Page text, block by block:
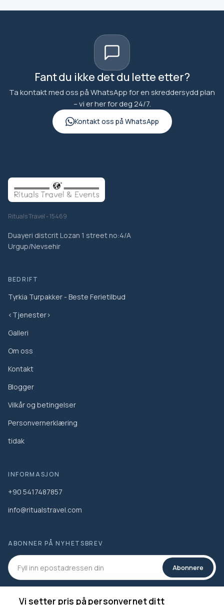
Fant du ikke det du lette etter?
Ta kontakt med oss på WhatsApp for en skreddersydd plan
– vi er her for deg 24/7.
Kontakt oss på WhatsApp
Rituals Travel - 15469
Duayeri distcrit Lozan 1 street no:4/A
Urgup/Nevsehir
BEDRIFT
Tyrkia Turpakker - Beste Ferietilbud
<Tjenester>
Galleri
Om oss
Kontakt
Blogger
Vilkår og betingelser
Personvernerklæring
tidak
INFORMASJON
+90 5417487857
info@ritualstravel.com
ABONNER PÅ NYHETSBREV
Abonnere
SOSIALE MEDIER
Vi setter pris på personvernet ditt